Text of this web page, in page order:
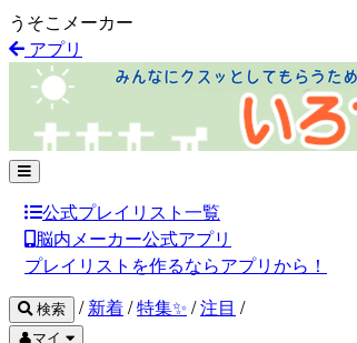
うそこメーカー
アプリ
公式プレイリスト一覧
脳内メーカー公式アプリ
プレイリストを作るならアプリから！
検索 / 新着/特集✨ /注目 /
👤マイ